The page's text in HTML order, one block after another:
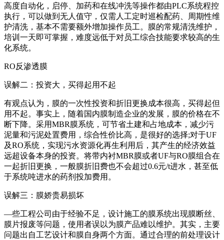
高度自动化，启停、加药和在线冲洗等操作都由PLC系统程控
执行，可以做到无人值守，仅需人工定时巡检配药、周期性维
护清洗，基本不需要额外增加操作员工。膜的常规清洗维护，
培训一天即可掌握，难度远低于对员工综合技能要求较高的生
化系统。
RO反渗透膜
误解二：投资大，买得起用不起
有观点认为，膜的一次性投资和折旧更换成本很高，买得起但
用不起。事实上，随着国内膜制造企业的发展，膜的价格在不
断下降。采用MBR膜系统，可节省土建和占地成本，减少污
泥量和污泥处置费用，综合性价比高，是很好的选择;对于UF
及RO系统，实现污水资源化再生利用后，其产生的经济效益
远超设备本身的投资。将带内衬MBR膜或者UF与RO膜组合在
一起折旧更换，一般膜折旧费也不会超过0.6元/t进水，甚至低
于系统吨进水的药剂投加费用。
误解三：膜娇贵易损坏
—些工程公司由于经验不足，设计施工的膜系统出现膜断丝、
膜片报废等问题，使用者误以为膜产品难以维护。其实，主要
问题出自工艺设计和膜自身两个方面。通过合理的前处理设计